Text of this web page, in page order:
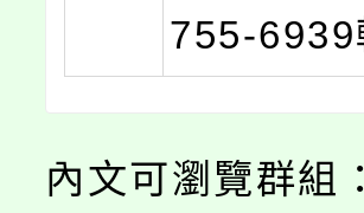
755-
內文可瀏覽群組：